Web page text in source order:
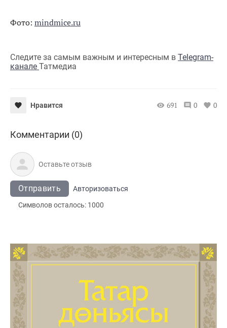
Фото: mindmice.ru
Следите за самым важным и интересным в Telegram-
канале Татмедиа
Нравится 691 0 0
Комментарии (0)
Отправить
Авторизоваться
Символов осталось: 1000